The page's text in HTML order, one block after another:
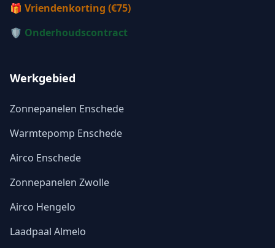
🎁 Vriendenkorting (€75)
🛡️ Onderhoudscontract
Werkgebied
Zonnepanelen Enschede
Warmtepomp Enschede
Airco Enschede
Zonnepanelen Zwolle
Airco Hengelo
Laadpaal Almelo